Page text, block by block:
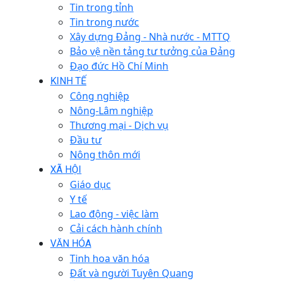
Tin trong tỉnh
Tin trong nước
Xây dựng Đảng - Nhà nước - MTTQ
Bảo vệ nền tảng tư tưởng của Đảng
Đạo đức Hồ Chí Minh
KINH TẾ
Công nghiệp
Nông-Lâm nghiệp
Thương mại - Dịch vụ
Đầu tư
Nông thôn mới
XÃ HỘI
Giáo dục
Y tế
Lao động - việc làm
Cải cách hành chính
VĂN HÓA
Tinh hoa văn hóa
Đất và người Tuyên Quang